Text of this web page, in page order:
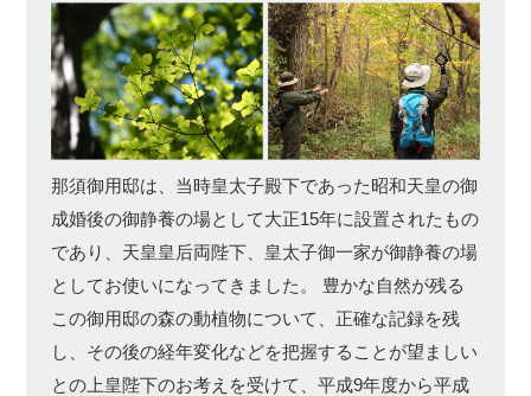
那須御用邸は、当時皇太子殿下であった昭和天皇の御
成婚後の御静養の場として大正15年に設置されたもの
であり、天皇皇后両陛下、皇太子御一家が御静養の場
としてお使いになってきました。 豊かな自然が残る
この御用邸の森の動植物について、正確な記録を残
し、その後の経年変化などを把握することが望ましい
との上皇陛下のお考えを受けて、平成9年度から平成